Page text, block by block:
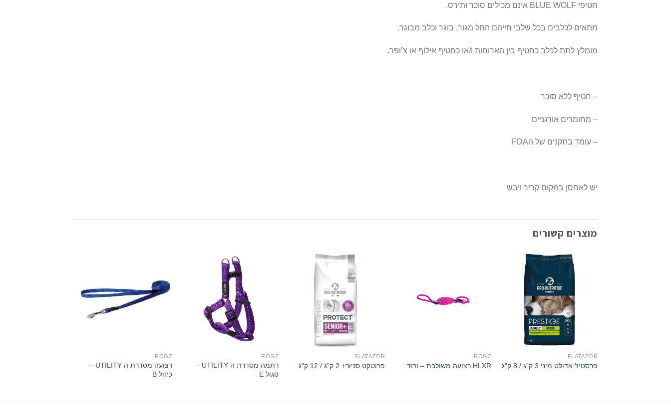
חטיפי BLUE WOLF אינם מכילים סוכר ותירס.
מתאים לכלבים בכל שלבי חייהם החל מגור, בוגר וכלב מבוגר.
מומלץ לתת לכלב כחטיף בין הארוחות ו/או כחטיף אילוף או צ’ופר.
– חטיף ללא סוכר
– מחומרים אורגניים
– עומד בתקנים של הFDA
יש לאחסן במקום קריר ויבש
מוצרים קשורים
FLATAZOR
פרסטיז' אדולט מיני 3 ק”ג / 8 ק"ג
ROGZ
HLXR רצועה משולבת – ורוד
FLATAZOR
פרוטקט סניור+ 2 ק"ג / 12 ק"ג
ROGZ
רתמה מסדרת ה UTILITY –
סגול E
ROGZ
רצועה מסדרת ה UTILITY –
כחול B